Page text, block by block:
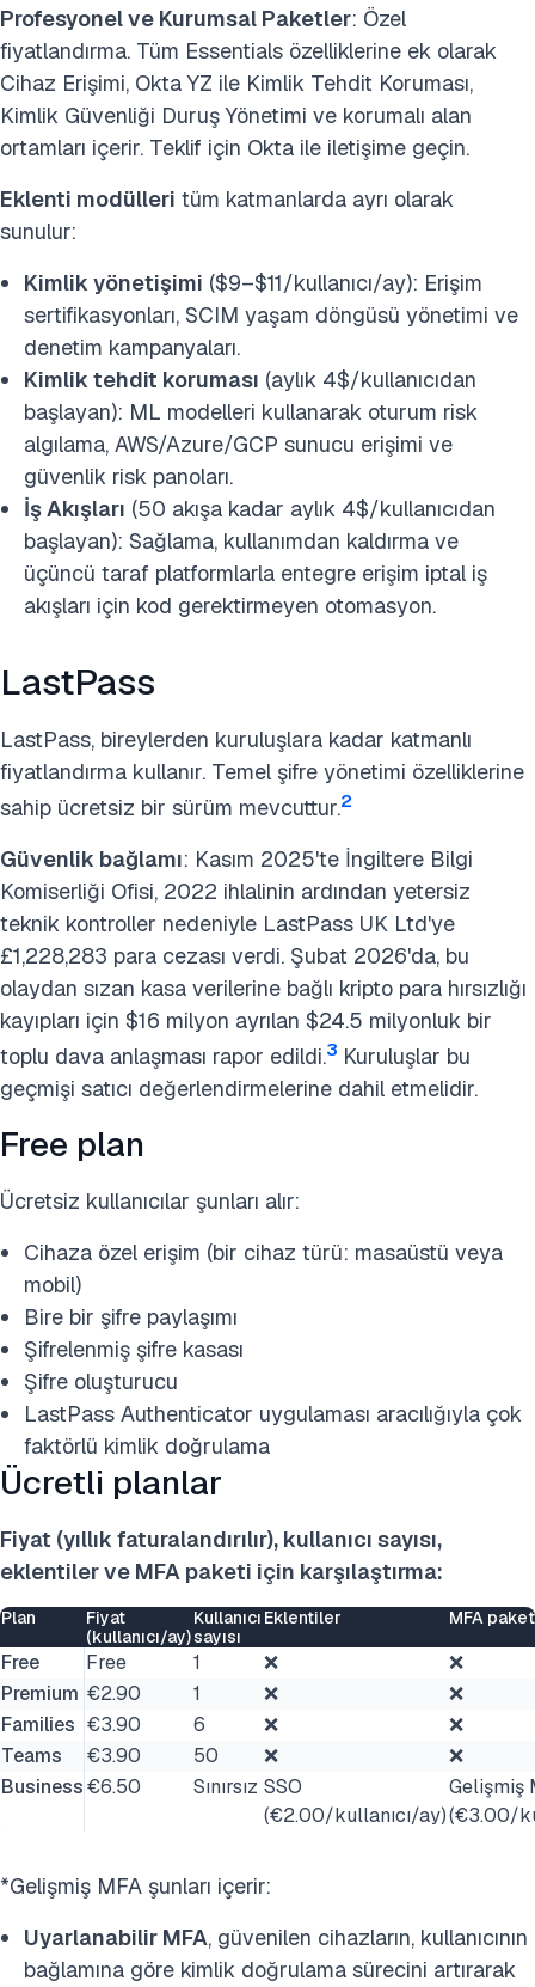
Profesyonel ve Kurumsal Paketler: Özel
fiyatlandırma. Tüm Essentials özelliklerine ek olarak
Cihaz Erişimi, Okta YZ ile Kimlik Tehdit Koruması,
Kimlik Güvenliği Duruş Yönetimi ve korumalı alan
ortamları içerir. Teklif için Okta ile iletişime geçin.
Eklenti modülleri tüm katmanlarda ayrı olarak
sunulur:
Kimlik yönetişimi ($9–$11/kullanıcı/ay): Erişim
sertifikasyonları, SCIM yaşam döngüsü yönetimi ve
denetim kampanyaları.
Kimlik tehdit koruması (aylık 4$/kullanıcıdan
başlayan): ML modelleri kullanarak oturum risk
algılama, AWS/Azure/GCP sunucu erişimi ve
güvenlik risk panoları.
İş Akışları (50 akışa kadar aylık 4$/kullanıcıdan
başlayan): Sağlama, kullanımdan kaldırma ve
üçüncü taraf platformlarla entegre erişim iptal iş
akışları için kod gerektirmeyen otomasyon.
LastPass
LastPass, bireylerden kuruluşlara kadar katmanlı
fiyatlandırma kullanır. Temel şifre yönetimi özelliklerine
sahip ücretsiz bir sürüm mevcuttur.2
Güvenlik bağlamı: Kasım 2025'te İngiltere Bilgi
Komiserliği Ofisi, 2022 ihlalinin ardından yetersiz
teknik kontroller nedeniyle LastPass UK Ltd'ye
£1,228,283 para cezası verdi. Şubat 2026'da, bu
olaydan sızan kasa verilerine bağlı kripto para hırsızlığı
kayıpları için $16 milyon ayrılan $24.5 milyonluk bir
toplu dava anlaşması rapor edildi.3 Kuruluşlar bu
geçmişi satıcı değerlendirmelerine dahil etmelidir.
Free plan
Ücretsiz kullanıcılar şunları alır:
Cihaza özel erişim (bir cihaz türü: masaüstü veya
mobil)
Bire bir şifre paylaşımı
Şifrelenmiş şifre kasası
Şifre oluşturucu
LastPass Authenticator uygulaması aracılığıyla çok
faktörlü kimlik doğrulama
Ücretli planlar
Fiyat (yıllık faturalandırılır), kullanıcı sayısı,
eklentiler ve MFA paketi için karşılaştırma:
Plan
Fiyat
(kullanıcı/ay)
Kullanıcı
sayısı
Eklentiler MFA
Free Free 1 ❌
❌
Premium €2.90 1 ❌
❌
Families €3.90 6 ❌
❌
Teams
€3.90 50 ❌
❌
Business€6.50 Sınırsız SSO
(€2.00/kullanıcı/ay)
Gelişmiş
(€3.00/
*Gelişmiş MFA şunları içerir:
Uyarlanabilir MFA, güvenilen cihazların, kullanıcının
bağlamına göre kimlik doğrulama sürecini artırarak